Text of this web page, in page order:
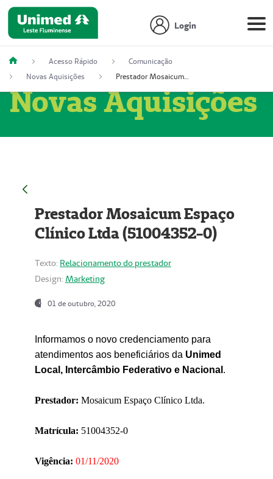
Login
Acesso Rápido
Comunicação
Novas Aquisições
Prestador Mosaicum Espaço Clínico Ltda (51004352-0)
Novas Aquisições
Prestador Mosaicum Espaço
Clínico Ltda (51004352-0)
Texto: Relacionamento do prestador
Design: Marketing
01 de outubro, 2020
Informamos o novo credenciamento para
atendimentos aos beneficiários da Unimed
Local, Intercâmbio Federativo e Nacional .
Prestador: Mosaicum Espaço Clínico Ltda.
Matrícula: 51004352-0
Vigência: 01/11/2020